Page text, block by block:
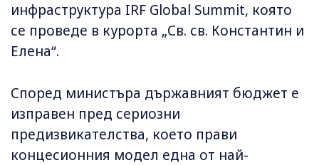
инфраструктура IRF Global Summit, която
се проведе в курорта „Св. св. Константин и
Елена“.
Според министъра държавният бюджет е
изправен пред сериозни
предизвикателства, което прави
концесионния модел една от най-